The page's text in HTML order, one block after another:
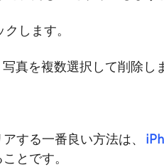
します。
真を複数選択して削除し
する一番良い方法は、
とです。